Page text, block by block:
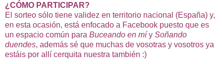
¿CÓMO PARTICIPAR?
El sorteo sólo tiene validez en territorio nacional (España) y,
en esta ocasión, está enfocado a Facebook puesto que es
un espacio común para Buceando en míy Soñando
duendes, además sé que muchas de vosotras y vosotros ya
estáis por allí cerquita nuestra también :)